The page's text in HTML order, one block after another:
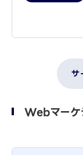
サ
Webマーケ